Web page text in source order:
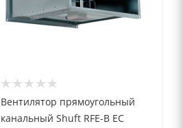
Вентилятор прямоугольный
канальный Shuft RFE-B EC